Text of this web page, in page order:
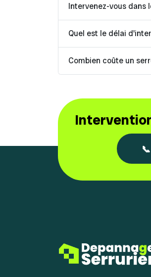
Intervenez-vous dans
Quel est le délai
Combien coûte un